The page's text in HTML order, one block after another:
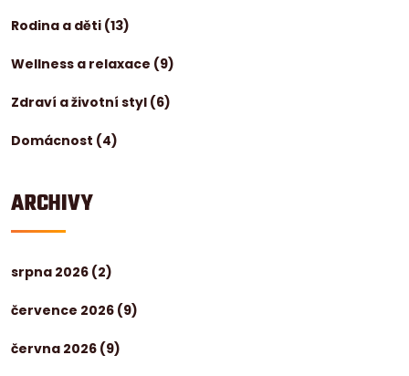
Rodina a děti (13)
Wellness a relaxace (9)
Zdraví a životní styl (6)
Domácnost (4)
ARCHIVY
srpna 2026 (2)
července 2026 (9)
června 2026 (9)